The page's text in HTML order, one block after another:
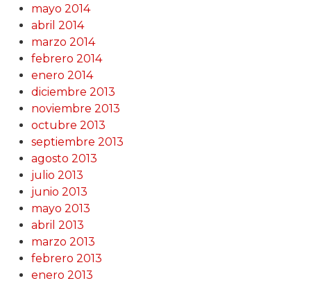
mayo 2014
abril 2014
marzo 2014
febrero 2014
enero 2014
diciembre 2013
noviembre 2013
octubre 2013
septiembre 2013
agosto 2013
julio 2013
junio 2013
mayo 2013
abril 2013
marzo 2013
febrero 2013
enero 2013